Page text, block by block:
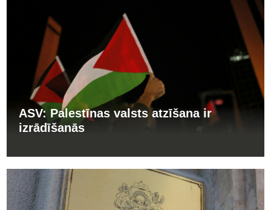
ASV: Palestīnas valsts atzīšana ir
izrādīšanās